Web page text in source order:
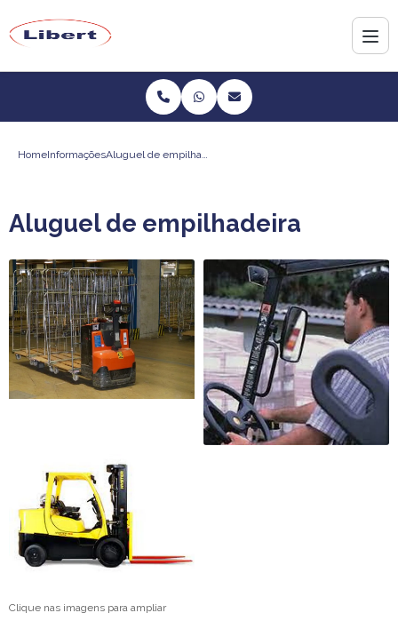
HomeInformações Aluguel de empilhadeira
Aluguel de empilhadeira
Clique nas imagens para ampliar